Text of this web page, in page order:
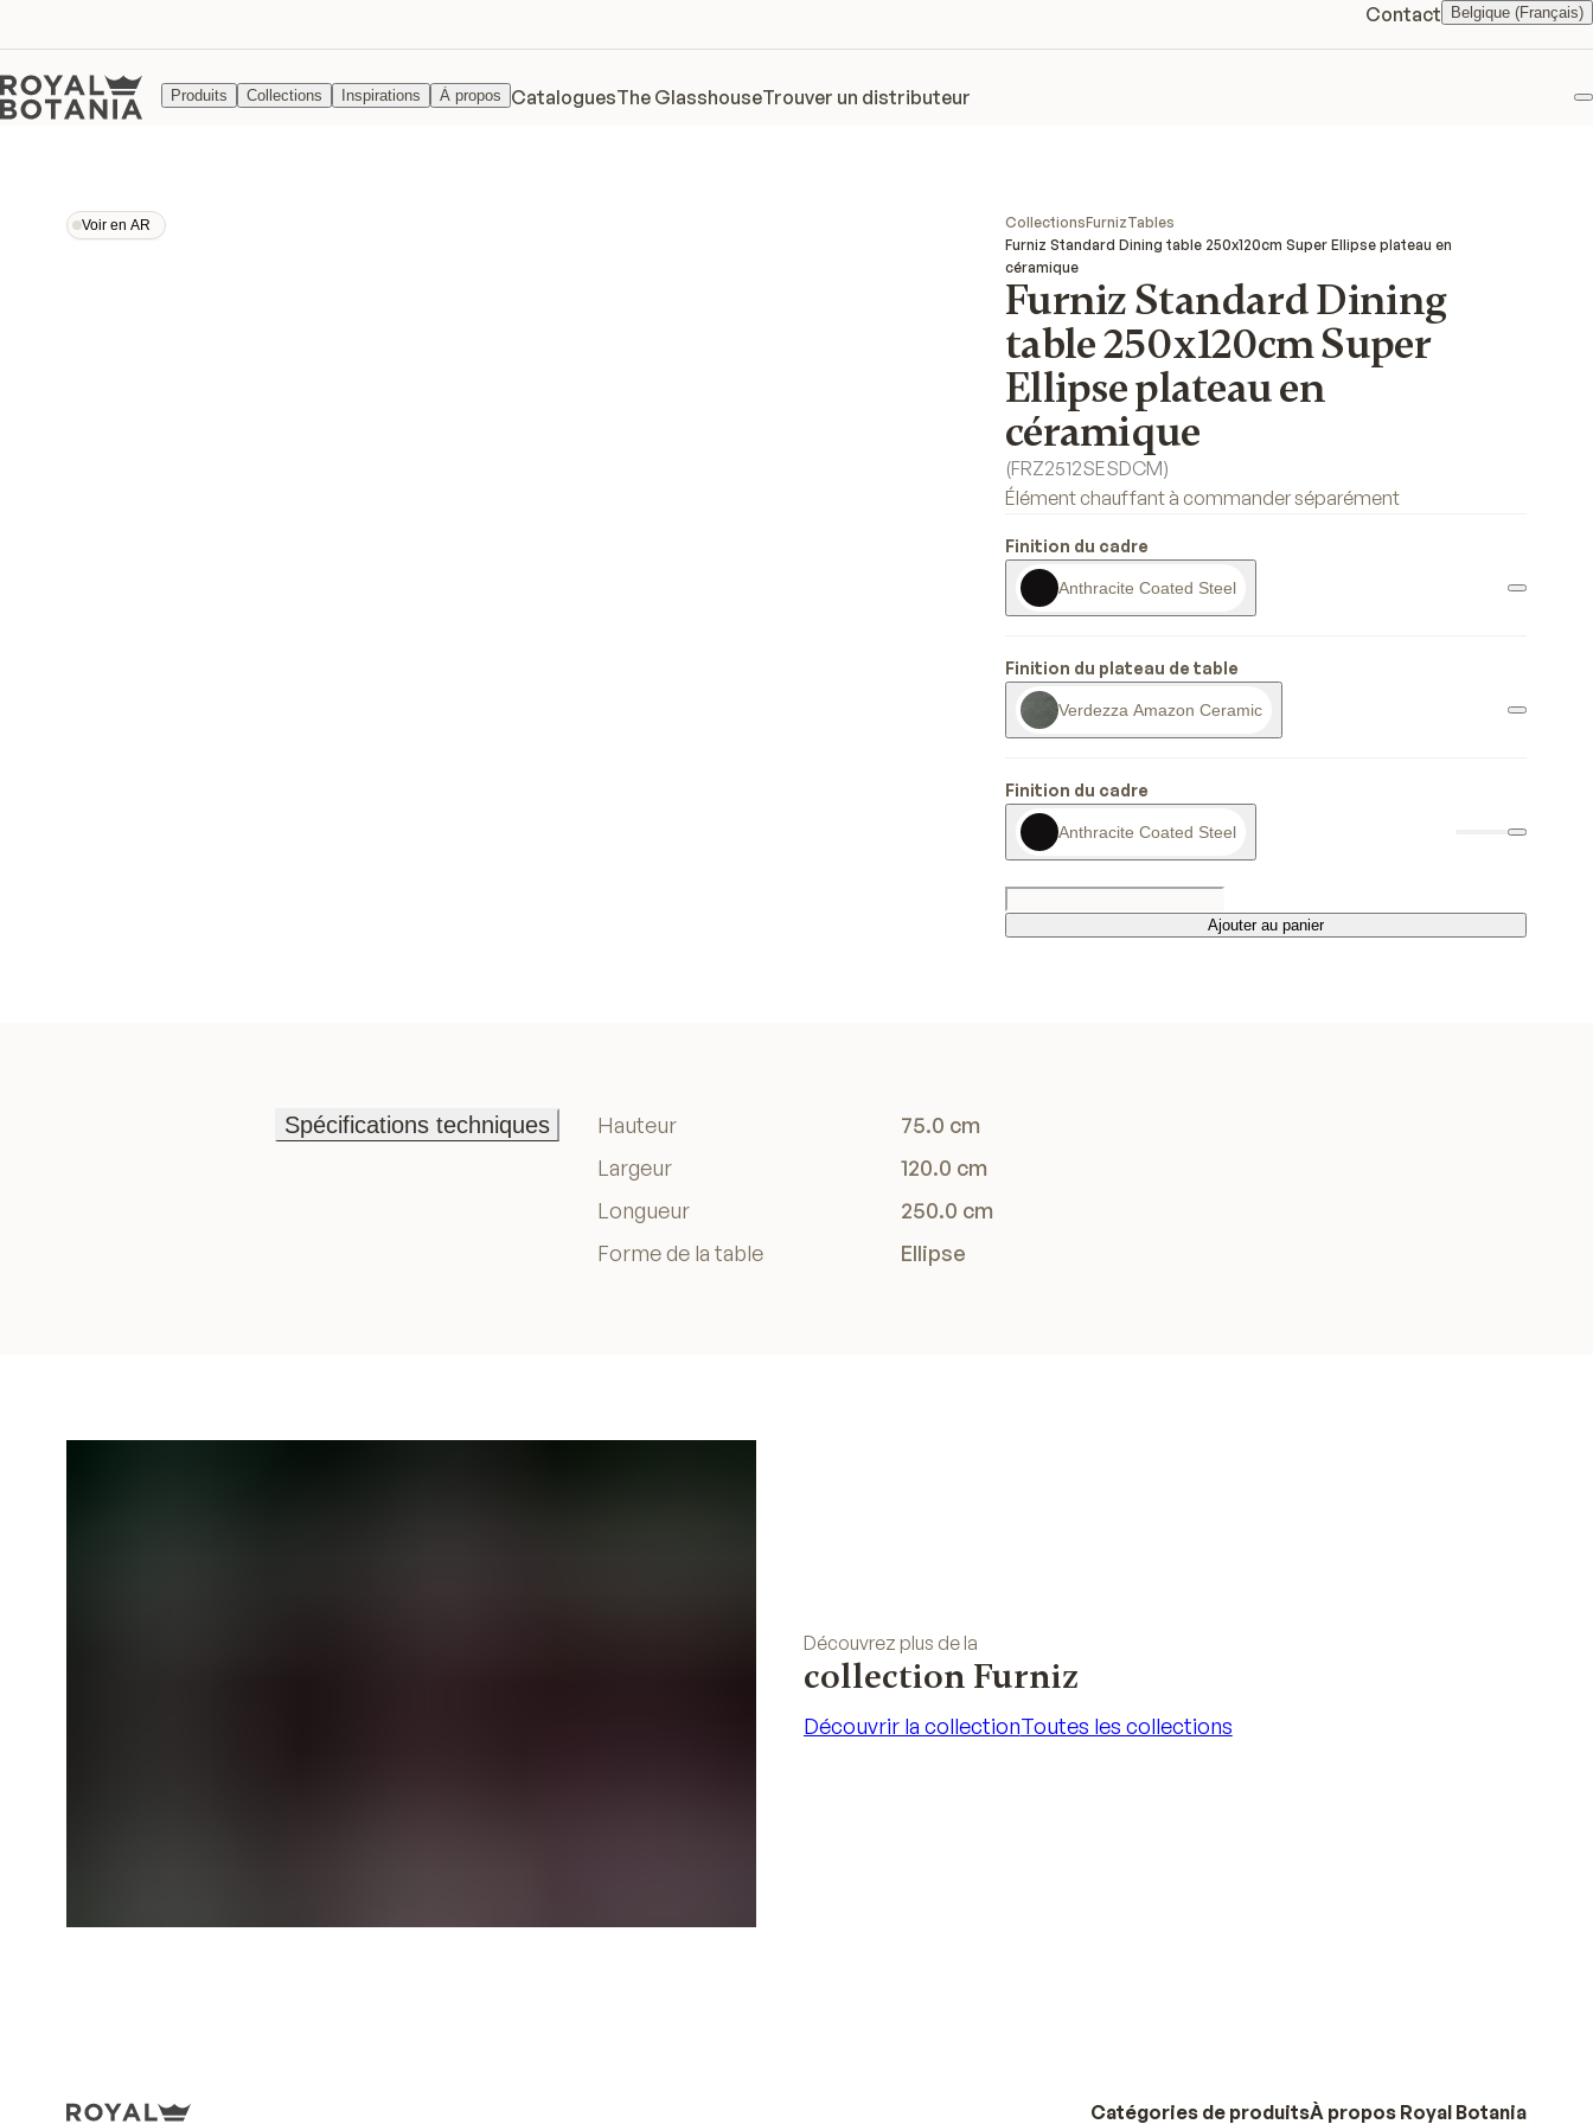
Contact Belgique (Français)
Produits Collections Inspirations À propos CataloguesThe GlasshouseTrouver un distributeur
Voir en AR
Voir en AR
CollectionsFurnizTables
Furniz Standard Dining table 250x120cm Super Ellipse plateau en
céramique
Furniz Standard Dining
table 250x120cm Super
Ellipse plateau en
céramique
(FRZ2512SESDCM)
Élément chauffant à commander séparément
Finition du cadre
Anthracite Coated Steel
Finition du plateau de table
Verdezza Amazon Ceramic
Finition du cadre
Anthracite Coated Steel
Ajouter au panier
Ajouter au panier
Spécifications techniques
Hauteur
75.0 cm
Largeur
120.0 cm
Longueur
250.0 cm
Forme de la table
Ellipse
Découvrez plus de la
collection Furniz
Découvrir la collectionToutes les collections
Catégories de produitsÀ propos Royal Botania